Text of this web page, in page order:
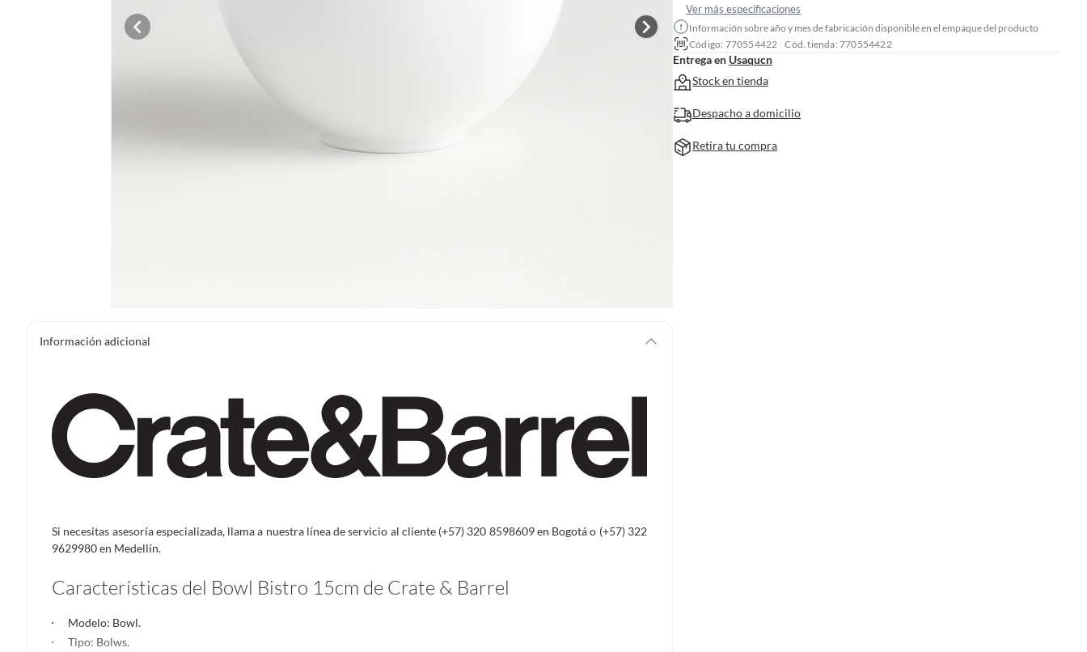
Información adicional
Si necesitas asesoría especializada, llama a nuestra línea de servicio al cliente (+57) 320 8598609 en Bogotá o (+57) 322
9629980 en Medellín.
Características del Bowl Bistro 15cm de Crate & Barrel
Modelo: Bowl.
Tipo: Bolws.
Ver más especificaciones
Información sobre año y mes de fabricación disponible en el empaque del producto
Código: 770554422
Cód. tienda: 770554422
Entrega en Usaqucn
Stock en tienda
Despacho a domicilio
Retira tu compra